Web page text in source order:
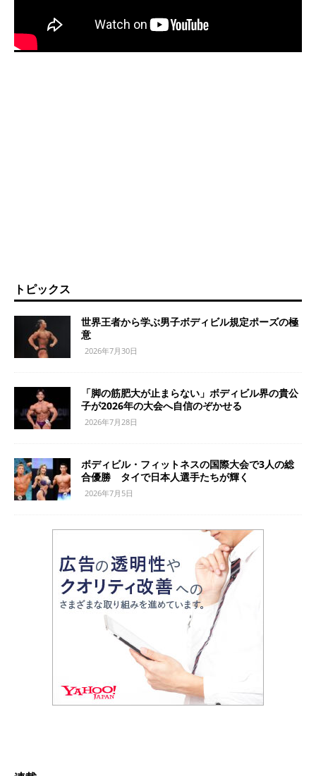
トピックス
世界王者から学ぶ男子ボディビル規定ポーズの極
意
2026年7月30日
「脚の筋肥大が止まらない」ボディビル界の貴公
子が2026年の大会へ自信のぞかせる
2026年7月28日
ボディビル・フィットネスの国際大会で3人の総
合優勝 タイで日本人選手たちが輝く
2026年7月5日